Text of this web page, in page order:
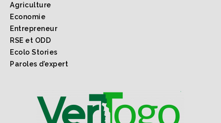
Agriculture
Economie
Entrepreneur
RSE et ODD
Ecolo Stories
Paroles d’expert